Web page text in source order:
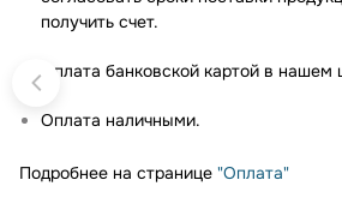
получить счет.
Оплата банковской картой в
Оплата наличными.
Подробнее на странице "Оплата"